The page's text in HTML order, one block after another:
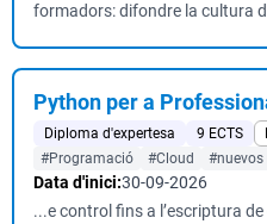
formadors: difondre la cultura
Python per a
Diploma d'expertesa 9 ECTS
#Programació
#Cloud #nuevos
Data d'inici:30-09-2026
...e control fins a l’escriptura